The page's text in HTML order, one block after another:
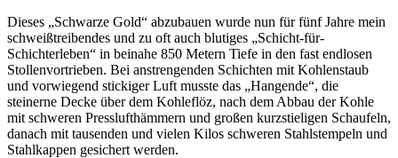
Dieses
Schwarze Gold
abzubauen wurde nun für fünf Jahre mein
schweißtreibendes und zu oft auch blutiges
Schicht-für-
Schichterleben
in beinahe 850 Metern Tiefe in den fast endlosen
Stollenvortrieben. Bei anstrengenden Schichten mit Kohlenstaub
und vorwiegend stickiger Luft musste das
Hangende , die
steinerne Decke über dem Kohleflöz, nach dem Abbau der Kohle
mit schweren Presslufthämmern und großen kurzstieligen Schaufeln,
danach mit tausenden und vielen Kilos schweren Stahlstempeln und
Stahlkappen gesichert werden.